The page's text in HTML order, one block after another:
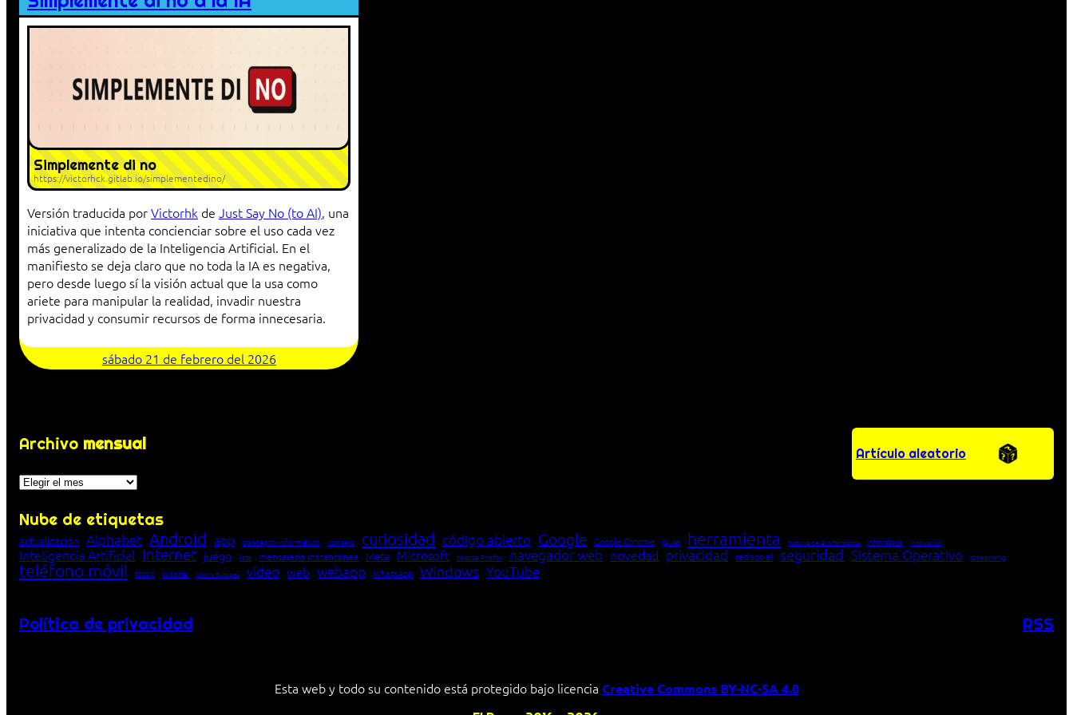
Simplemente di no
https://victorhck.gitlab.io/simplementedino/
Versión traducida porVictorhk de Just Say No (to AI), una
iniciativa que intenta concienciar sobre el uso cada vez
más generalizado de la Inteligencia Artificial. En el
manifiesto se deja claro que no toda la IA es negativa,
pero desde luego sí la visión actual que la usa como
ariete para manipular la realidad, invadir nuestra
privacidad y consumir recursos de forma innecesaria.
sábado 21 de febrero del 2026
Archivo mensual
Archivos
Artículo aleatorio
Nube de etiquetas
actualización Alphabet Android app concepto informático consejo curiosidad código abierto Google Google Chrome guía herramienta historia de la Informática Informática innovación
Inteligencia Artificial Internet juego lista mensajería instantánea Meta Microsoft Mozilla Firefox navegador web novedad privacidad red social seguridad Sistema Operativo streaming
teléfono móvil truco tutorial Unión Europea vídeo web webapp WhatsApp Windows YouTube
Política de privacidad RSS
Esta web y todo su contenido está protegido bajo licencia Creative Commons BY-NC-SA 4.0